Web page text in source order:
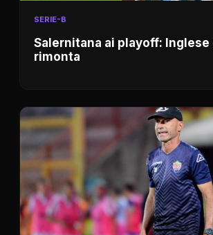
SERIE-B
Salernitana ai playoff: Inglese
rimonta